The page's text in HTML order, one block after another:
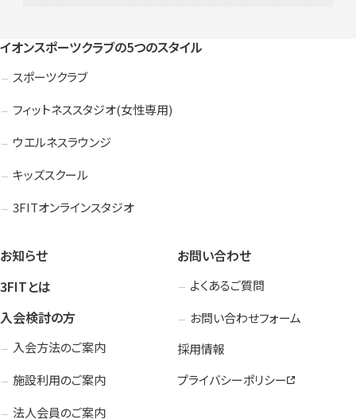
イオンスポーツクラブの5つのスタイル
スポーツクラブ
フィットネススタジオ(女性専用)
ウエルネスラウンジ
キッズスクール
3FITオンラインスタジオ
お知らせ
3FITとは
入会検討の方
入会方法のご案内
施設利用のご案内
法人会員のご案内
お問い合わせ
よくあるご質問
お問い合わせフォーム
採用情報
プライバシーポリシー